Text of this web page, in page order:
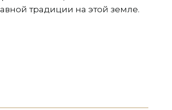
традиции на этой земле.